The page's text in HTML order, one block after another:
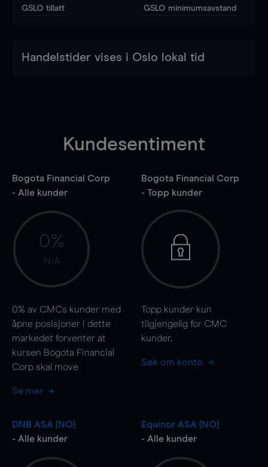
GSLO tillatt GSLO minimumsavstand
Handelstider vises i Oslo lokal tid
Kundesentiment
Bogota Financial Corp
- Alle kunder
0%
N/A
0% av CMCs kunder med
åpne posisjoner i dette
markedet forventer at
kursen Bogota Financial
Corp skal move
Se mer
Bogota Financial Corp
- Topp kunder
Topp kunder kun
tilgjengelig for CMC
kunder.
Søk om konto
DNB ASA (NO)
- Alle kunder
Equinor ASA (NO)
- Alle kunder